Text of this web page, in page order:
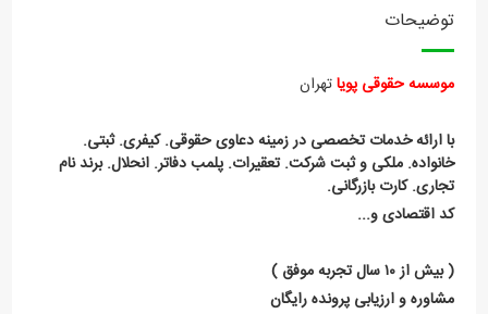
توضیحات
موسسه حقوقی پویاتهران
با ارائه خدمات تخصصی در زمینه دعاوی حقوقی. کیفری. ثبتی.
خانواده. ملکی و ثبت شرکت. تعقیرات. پلمب دفاتر. انحلال. برند نام
تجاری. کارت بازرگانی.
کد اقتصادی و...
( بیش از ۱۰ سال تجربه موفق )
مشاوره و ارزیابی پرونده رایگان